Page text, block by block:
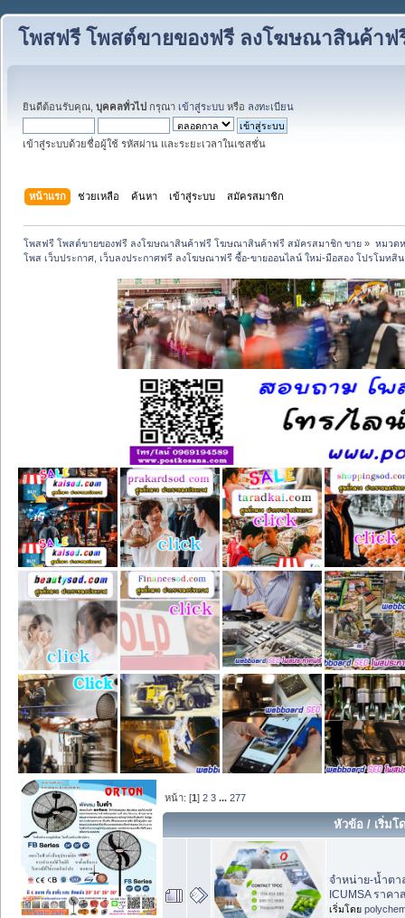
โพสฟรี โพสต์ขายของฟรี ลงโฆษณาสินค้า
ยินดีต้อนรับคุณ, บุคคลทั่วไป กรุณา เข้าสู่ระบบ หรือ ลงทะเบียน
เข้าสู่ระบบด้วยชื่อผู้ใช้ รหัสผ่าน และระยะเวลาในเซสชั่น
หน้าแรก ช่วยเหลือ ค้นหา เข้าสู่ระบบ สมัครสมาชิก
โพสฟรี โพสต์ขายของฟรี ลงโฆษณาสินค้าฟรี โฆษณาสินค้าฟรี สมัครสมาชิก ขาย » หมวด
โพส เว็บประกาศ, เว็บลงประกาศฟรี ลงโฆษณาฟรี ซื้อ-ขายออนไลน์ ใหม่-มือสอง โปรโมทสิ
หน้า: [1]2 3 ...277
หัวข้อ / เริ่มโ
จำหน่าย-น้ำตา
ICUMSA ราคา
เริ่มโดย